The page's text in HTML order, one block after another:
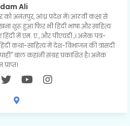
Ali
को अनंतपुर, आंध्र प्रदेश में। आठवीं कक्षा से
शुरू हुआ फिर भी हिंदी भाषा और साहित्य
में एम. ए., और पीएचडी.,। अनेक पत्र-
कथा-साहित्य में देश-विभाजन की त्रासदी
बाल कहानी संग्रह प्रकाशित है। अनेक